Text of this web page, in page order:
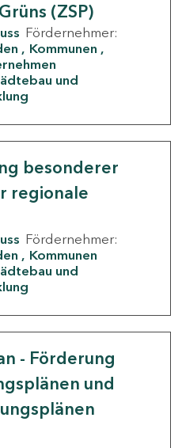
(ZSP)
Fördernehmer:
Kommunen
und
besonderer
regionale
Fördernehmer:
Kommunen
und
- Förderung
und